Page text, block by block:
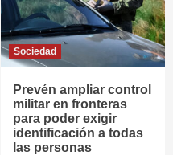
Sociedad
Prevén ampliar control
militar en fronteras
para poder exigir
identificación a todas
las personas